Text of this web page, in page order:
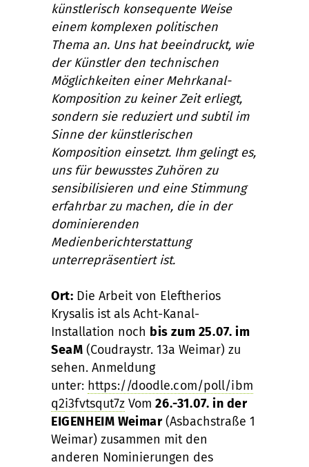
künstlerisch konsequente Weise
einem komplexen politischen
Thema an. Uns hat beeindruckt, wie
der Künstler den technischen
Möglichkeiten einer Mehrkanal-
Komposition zu keiner Zeit erliegt,
sondern sie reduziert und subtil im
Sinne der künstlerischen
Komposition einsetzt. Ihm gelingt es,
uns für bewusstes Zuhören zu
sensibilisieren und eine Stimmung
erfahrbar zu machen, die in der
dominierenden
Medienberichterstattung
unterrepräsentiert ist.
Ort: Die Arbeit von Eleftherios
Krysalis ist als Acht-Kanal-
Installation noch bis zum 25.07. im
SeaM (Coudraystr. 13a Weimar) zu
sehen. Anmeldung
unter: https://doodle.com/poll/ibm
q2i3fvtsqut7z Vom26.-31.07. in der
EIGENHEIM Weimar(Asbachstraße 1
Weimar) zusammen mit den
anderen Nominierungen des